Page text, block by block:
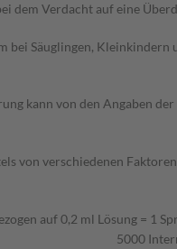
dem Verdacht auf eine
bei Säuglingen,
kann von den Angaben
von verschiedenen
auf 0,2 ml Lösung = 1
5000